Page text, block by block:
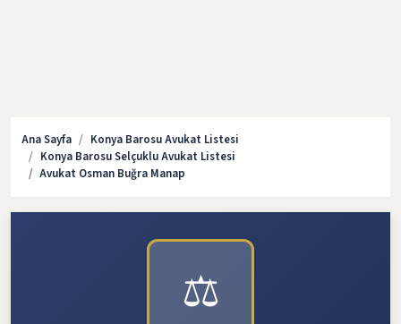
Ana Sayfa
Konya Barosu Avukat Listesi
Konya Barosu Selçuklu Avukat Listesi
Avukat Osman Buğra Manap
⚖️